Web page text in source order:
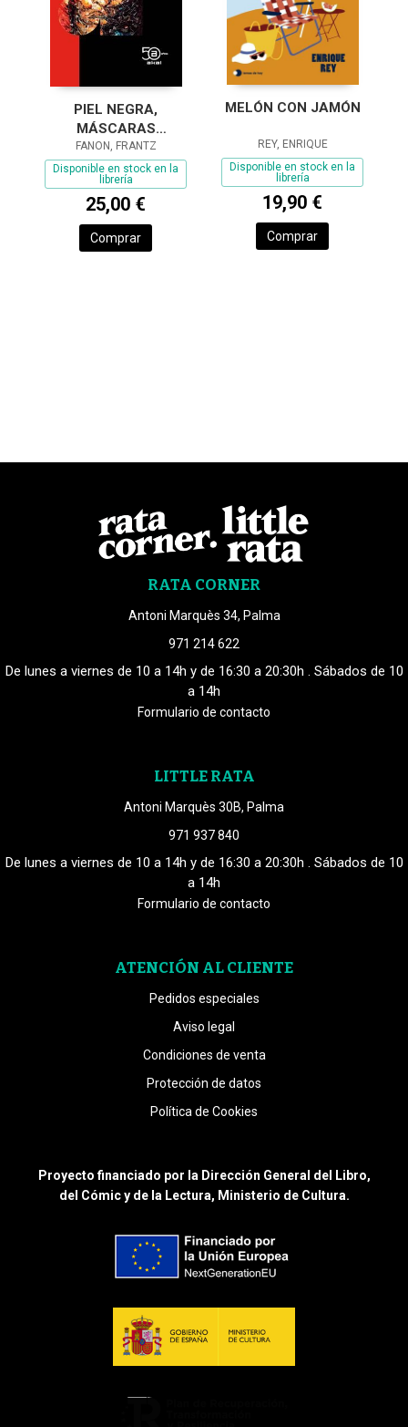
PIEL NEGRA,
MÁSCARAS
BLANCAS
FANON, FRANTZ
Disponible en stock en la
librería
25,00 €
Comprar
MELÓN CON JAMÓN
REY, ENRIQUE
Disponible en stock en la
librería
19,90 €
Comprar
RATA CORNER
Antoni Marquès 34, Palma
971 214 622
De lunes a viernes de 10 a 14h y de 16:30 a 20:30h . Sábados de 10
a 14h
Formulario de contacto
LITTLE RATA
Antoni Marquès 30B, Palma
971 937 840
De lunes a viernes de 10 a 14h y de 16:30 a 20:30h . Sábados de 10
a 14h
Formulario de contacto
ATENCIÓN AL CLIENTE
Pedidos especiales
Aviso legal
Condiciones de venta
Protección de datos
Política de Cookies
Proyecto financiado por la Dirección General del Libro,
del Cómic y de la Lectura, Ministerio de Cultura.